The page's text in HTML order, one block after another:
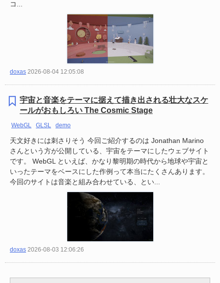
コ...
doxas 2026-08-04 12:05:08
宇宙と音楽をテーマに据えて描き出される壮大なスケ
ールがおもしろい The Cosmic Stage
WebGL GLSL demo
天文好きには刺さりそう 今回ご紹介するのは Jonathan Marino
さんという方が公開している、宇宙をテーマにしたウェブサイト
です。 WebGL といえば、かなり黎明期の時代から地球や宇宙と
いったテーマをベースにした作例って本当にたくさんあります。
今回のサイトは音楽と組み合わせている、とい...
doxas 2026-08-03 12:06:26